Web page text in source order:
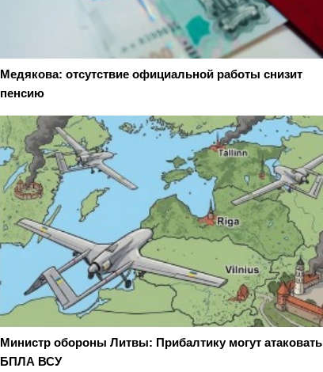
Медякова: отсутствие официальной работы снизит
пенсию
Министр обороны Литвы: Прибалтику могут атаковать
БПЛА ВСУ